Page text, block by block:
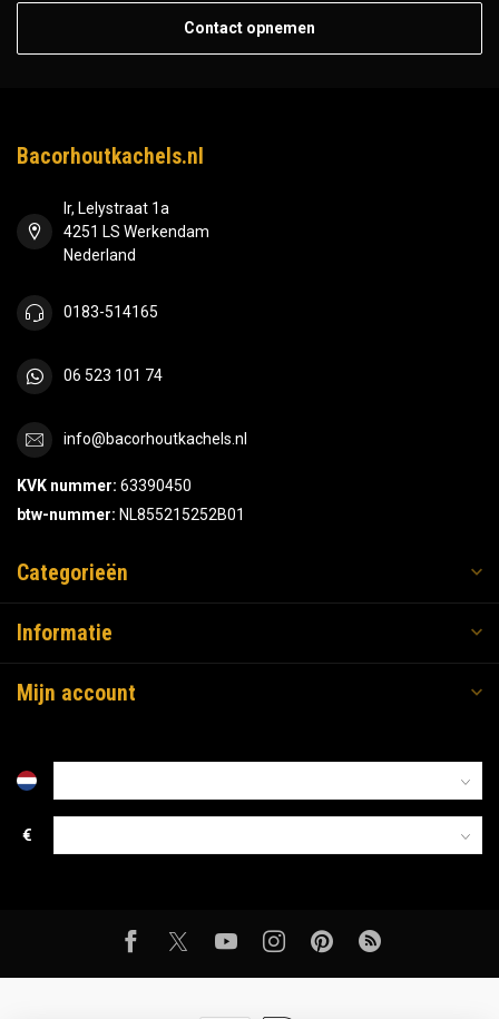
Contact opnemen
Bacorhoutkachels.nl
Ir, Lelystraat 1a
4251 LS Werkendam
Nederland
0183-514165
06 523 101 74
info@bacorhoutkachels.nl
KVK nummer: 63390450
btw-nummer: NL855215252B01
Categorieën
Informatie
Mijn account
€